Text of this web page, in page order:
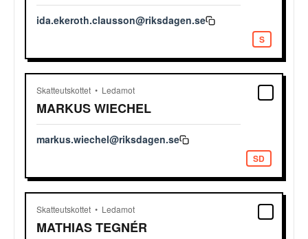
S
ida.ekeroth.clausson@riksdagen.se
Skatteutskottet Ledamot
MARKUSWIECHEL
SD
markus.wiechel@riksdagen.se
Skatteutskottet Ledamot
MATHIASTEGNÉR